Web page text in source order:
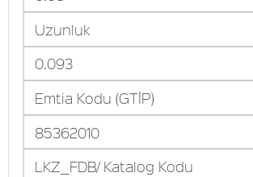
Uzunluk
0.093
Emtia Kodu (GTİP)
85362010
LKZ_FDB/ Katalog Kodu